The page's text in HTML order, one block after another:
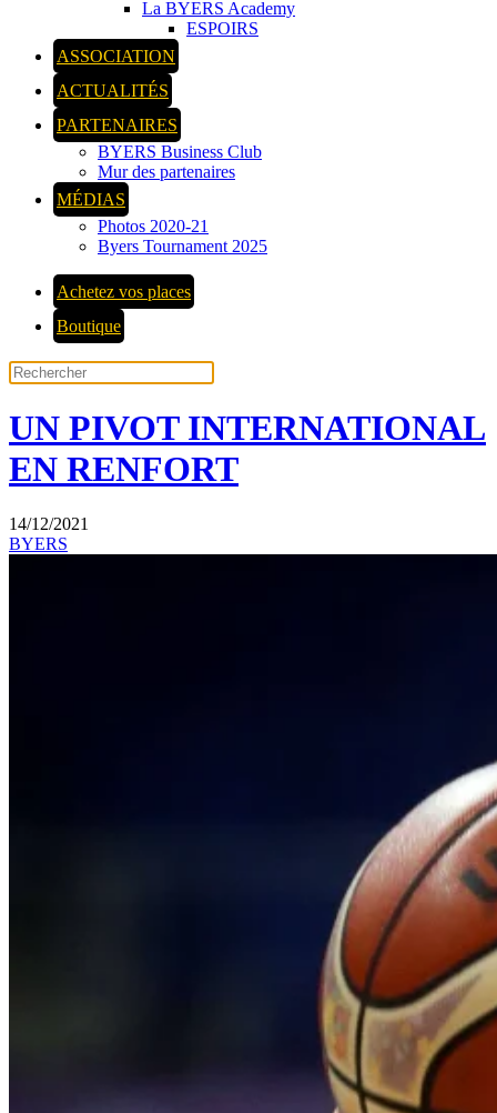
La BYERS Academy
ESPOIRS
ASSOCIATION
ACTUALITÉS
PARTENAIRES
BYERS Business Club
Mur des partenaires
MÉDIAS
Photos 2020-21
Byers Tournament 2025
Achetez vos places
Boutique
UN PIVOT INTERNATIONAL
EN RENFORT
14/12/2021
BYERS